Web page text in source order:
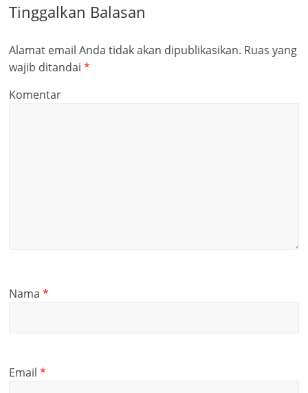
Tinggalkan Balasan
Alamat email Anda tidak akan dipublikasikan. Ruas yang
wajib ditandai*
Komentar
Nama*
Email*